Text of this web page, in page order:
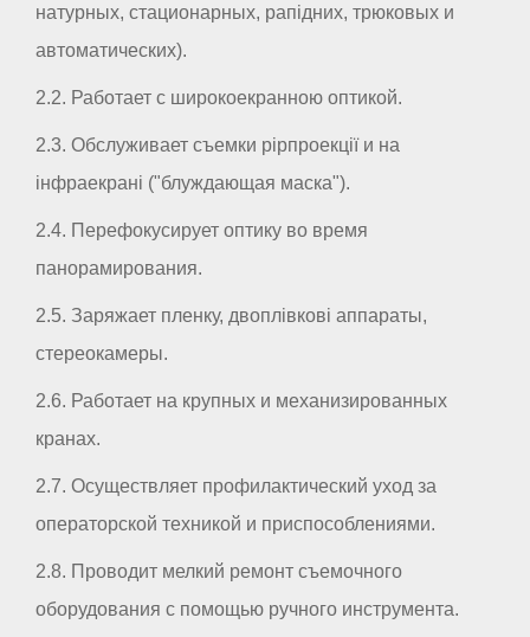
натурных, стационарных, рапідних, трюковых и
автоматических).
2.2. Работает с широкоекранною оптикой.
2.3. Обслуживает съемки рірпроекції и на
інфраекрані ("блуждающая маска").
2.4. Перефокусирует оптику во время
панорамирования.
2.5. Заряжает пленку, двоплівкові аппараты,
стереокамеры.
2.6. Работает на крупных и механизированных
кранах.
2.7. Осуществляет профилактический уход за
операторской техникой и приспособлениями.
2.8. Проводит мелкий ремонт съемочного
оборудования с помощью ручного инструмента.